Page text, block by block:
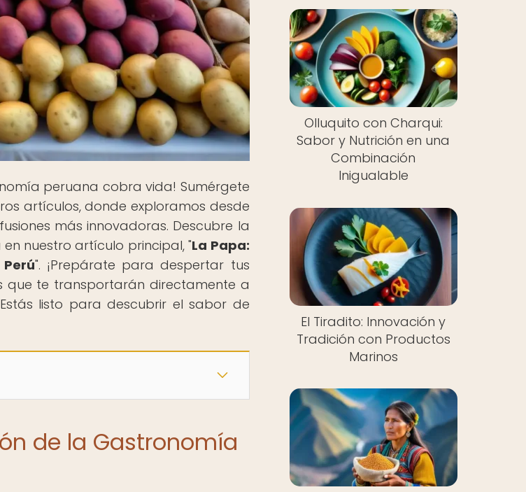
peruana cobra vida! Sumérgete
artículos, donde exploramos desde
más innovadoras. Descubre la
nuestro artículo principal, "La Papa:
". ¡Prepárate para despertar tus
que te transportarán directamente a
listo para descubrir el sabor de
de la Gastronomía
Olluquito con Charqui:
Sabor y Nutrición en una
Combinación
Inigualable
El Tiradito: Innovación y
Tradición con Productos
Marinos